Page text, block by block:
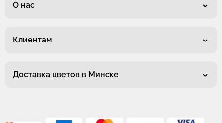
О нас
Клиентам
Доставка цветов в Минске